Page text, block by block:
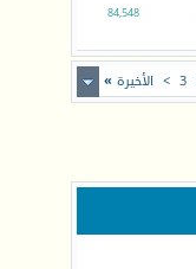
84,548
3
> الأخيرة »